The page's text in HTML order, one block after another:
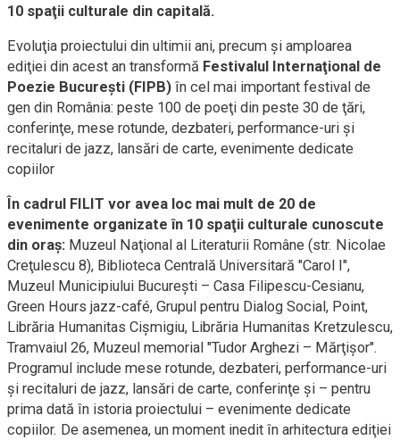
10 spaţii culturale din capitală.
Evoluţia proiectului din ultimii ani, precum şi amploarea
ediţiei din acest an transformă Festivalul Internaţional de
Poezie Bucureşti (FIPB) în cel mai important festival de
gen din România: peste 100 de poeţi din peste 30 de ţări,
conferinţe, mese rotunde, dezbateri, performance-uri şi
recitaluri de jazz, lansări de carte, evenimente dedicate
copiilor
În cadrul FILIT vor avea loc mai mult de 20 de
evenimente organizate în 10 spaţii culturale cunoscute
din oraş: Muzeul Naţional al Literaturii Române (str. Nicolae
Creţulescu 8), Biblioteca Centrală Universitară "Carol I",
Muzeul Municipiului Bucureşti – Casa Filipescu-Cesianu,
Green Hours jazz-café, Grupul pentru Dialog Social, Point,
Librăria Humanitas Cişmigiu, Librăria Humanitas Kretzulescu,
Tramvaiul 26, Muzeul memorial "Tudor Arghezi – Mărţişor".
Programul include mese rotunde, dezbateri, performance-uri
şi recitaluri de jazz, lansări de carte, conferinţe şi – pentru
prima dată în istoria proiectului – evenimente dedicate
copiilor. De asemenea, un moment inedit în arhitectura ediţiei